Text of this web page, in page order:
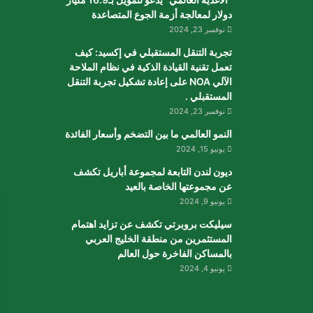
دولار لمعالجة أزمة الجوع المتصاعدة
نوفمبر 23, 2024
تجربة التنقل المستقبلي في إكسيد: كيف
تعمل تقنية القيادة الذكية في نظام الملاحة
الآلي NOA على إعادة تشكيل تجربة التنقل
المستقبلي .
نوفمبر 23, 2024
النمو العالمي ما بين التضخم وأسعار الفائدة
يونيو 15, 2024
ديون لندن التابعة لمجموعة أباريل تكشف
عن مجموعتها الخاصة بالعيد
يونيو 9, 2024
سيليكت بروبرتي تكشف عن تزايد اهتمام
المستثمرين من منطقة الخليج العربي
بالمساكن الفاخرة حول العالم
يونيو 4, 2024